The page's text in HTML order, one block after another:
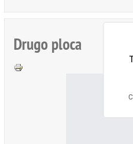
Drugo ploca